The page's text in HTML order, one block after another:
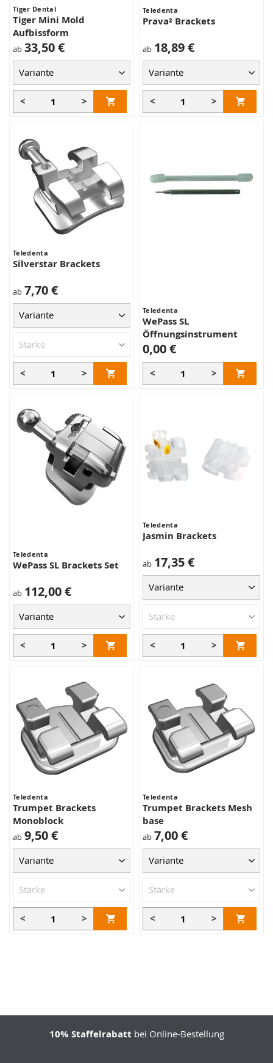
Tiger Dental
Tiger Mini Mold
Aufbissform
ab 33,50 €
< >
Teledenta
Prava² Brackets
ab 18,89 €
< >
Teledenta
Silverstar Brackets
ab 7,70 €
< >
Teledenta
WePass SL
Öffnungsinstrument
0,00 €
< >
Teledenta
WePass SL Brackets Set
ab 112,00 €
< >
Teledenta
Jasmin Brackets
ab 17,35 €
< >
Teledenta
Trumpet Brackets
Monoblock
ab 9,50 €
< >
Teledenta
Trumpet Brackets Mesh
base
ab 7,00 €
< >
10% Staffelrabatt bei Online-Bestellung